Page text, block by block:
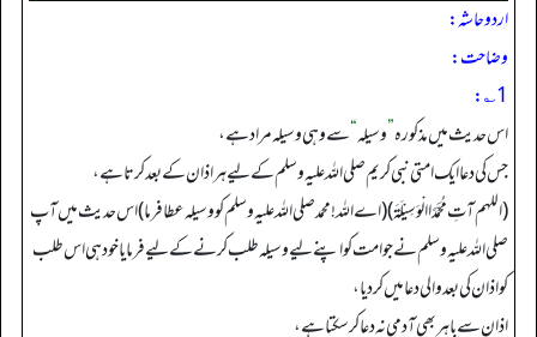
اردو حاشہ:
وضاحت:
1؎:
اس حدیث میں مذکورہ”وسیلہ“سے وہی وسیلہ مراد ہے،
جس کی دعا ایک امتی نبی کریم صلی اللہ علیہ وسلم کے لیے ہر اذان کے بعد کرتاہے،
(اللهم آتِ مُحَمَّدًا الْوَسِیْلَةَ) (اے اللہ! محمد صلی اللہ علیہ وسلم کو وسیلہ عطا فرما) اس حدیث میں آپ
صلی اللہ علیہ وسلم نے جو امت کو اپنے لیے وسیلہ طلب کرنے کے لیے فرمایا خود ہی اس طلب
کو اذان کی بعد والی دعا میں کر دیا،
اذان سے باہر بھی آدمی نہ دعا کر سکتا ہے،